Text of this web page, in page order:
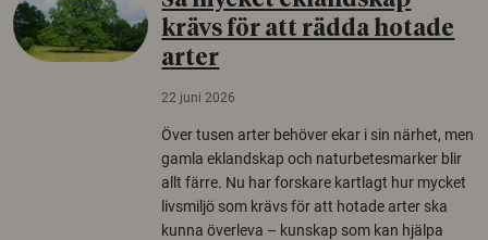
krävs för att rädda hotade
arter
22 juni 2026
Över tusen arter behöver ekar i sin närhet, men
gamla eklandskap och naturbetesmarker blir
allt färre. Nu har forskare kartlagt hur mycket
livsmiljö som krävs för att hotade arter ska
kunna överleva – kunskap som kan hjälpa